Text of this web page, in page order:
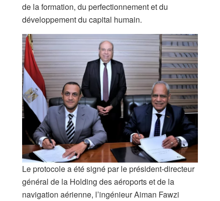
de la formation, du perfectionnement et du
développement du capital humain.
Le protocole a été signé par le président-directeur
général de la Holding des aéroports et de la
navigation aérienne, l’ingénieur Aiman Fawzi